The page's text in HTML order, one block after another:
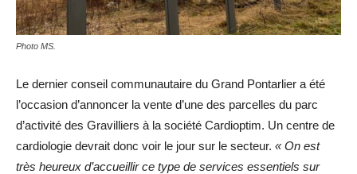
Photo MS.
Le dernier conseil communautaire du Grand Pontarlier a été
l’occasion d’annoncer la vente d’une des parcelles du parc
d’activité des Gravilliers à la société Cardioptim. Un centre de
cardiologie devrait donc voir le jour sur le secteur. « On est
très heureux d’accueillir ce type de services essentiels sur